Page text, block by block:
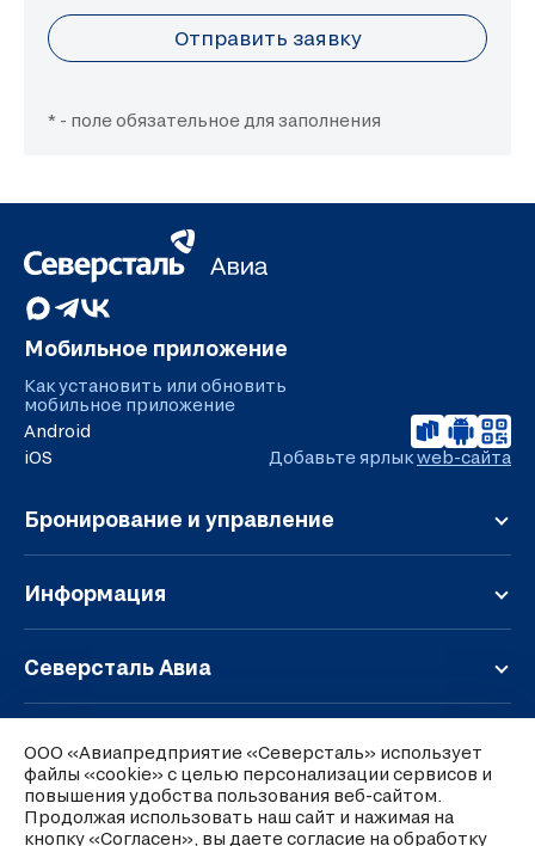
Отправить заявку
* - поле обязательное для заполнения
ООО «Авиапредприятие «Северсталь» использует
файлы «cookie» с целью персонализации сервисов и
повышения удобства пользования веб-сайтом.
Продолжая использовать наш сайт и нажимая на
кнопку «Согласен», вы даете согласие на обработку
Мобильное приложение
Как установить или обновить
мобильное приложение
Android
iOS
Добавьте ярлыкweb-сайта
Бронирование и управление
Регистрация
Онлайн-табло
Дополнительные услуги
Тарифы и условия
Льготные тарифы
Обмен и возврат
Специальные предложения
Информация
Обратная связь
Правила перевозки
Багаж и ручная кладь
Групповые перевозки
Правила оформления претензий
Перевозка грузов
Северсталь Авиа
О компании
Контакты
Представительства в аэропортах
Вакансии
Аэропорт Череповец
Об аэропорте
Ставки сборов
Подъезд к терминалу и парковка
Версия для слабовидящих